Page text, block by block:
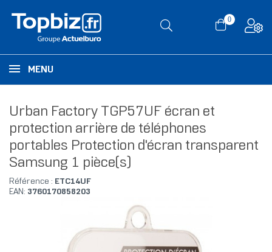
0
MENU
Urban Factory TGP57UF écran et
protection arrière de téléphones
portables Protection d'écran transparent
Samsung 1 pièce(s)
Référence : ETC14UF
EAN: 3760170858203